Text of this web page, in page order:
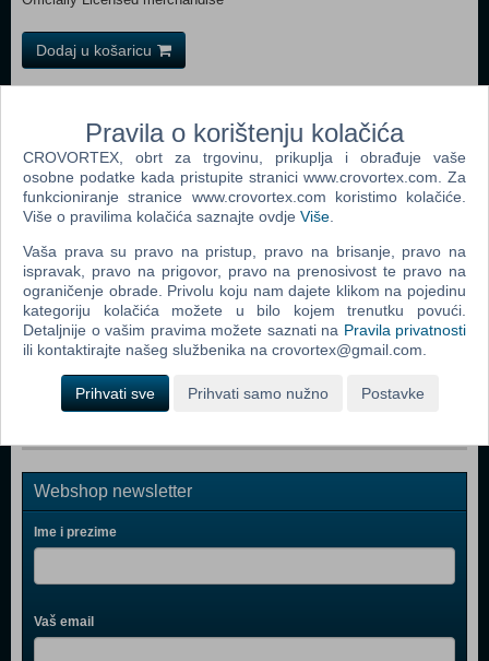
Dodaj u košaricu
Nintendo Classic Mini Super Nintendo Enter. System
(SNES) (N)
PS Move Twin Pack VR PS4
PlayStation VR
PlayStation 4 500GB D Chassis Gold Lim.ed.+dodatni
Gold DS4 kont
Webshop newsletter
Ime i prezime
Vaš email
Pravila o korištenju kolačića
CROVORTEX, obrt za trgovinu, prikuplja i obrađuje vaše
osobne podatke kada pristupite stranici www.crovortex.com. Za
funkcioniranje stranice www.crovortex.com koristimo kolačiće.
Više o pravilima kolačića saznajte ovdje Više
Vaša prava su pravo na pristup, pravo na brisanje, pravo na
ispravak, pravo na prigovor, pravo na prenosivost te pravo na
ograničenje obrade. Privolu koju nam dajete klikom na pojedinu
kategoriju kolačića možete u bilo kojem trenutku povući.
Detaljnije o vašim pravima možete saznati na Pravila privatnosti
ili kontaktirajte našeg službenika na crovortex@gmail.com.
Prihvati sve Prihvati samo nužno Postavke